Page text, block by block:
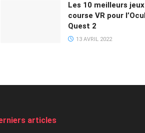
Les 10 meilleurs
course VR pour
Quest 2
13 AVRIL 2022
articles